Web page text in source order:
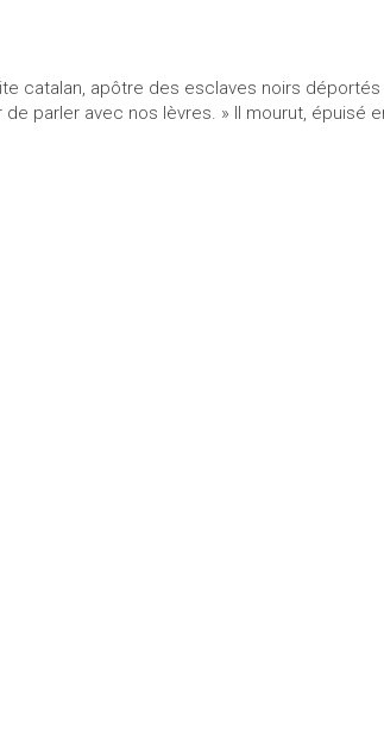
catalan, apôtre des esclaves noirs
parler avec nos lèvres. » Il mourut, épuisé